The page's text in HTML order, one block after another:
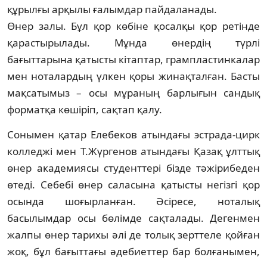
құрылғы арқылы ғалымдар пайдаланады.
Өнер залы. Бұл қор көбіне қосалқы қор ре­тінде
қарастырылады. Мұнда өнердің түр­лі
бағыттарына қатысты кітаптар, грамплас­тин­калар
мен ноталардың үлкен қоры жи­нақ­талған. Басты
мақсатымыз – осы мұра­ның барлығын сандық
форматқа көшіріп, сақтап қалу.
Сонымен қатар Елебеков атындағы эст­ра­да-цирк
колледжі мен Т.Жүргенов атын­дағы Қазақ ұлттық
өнер академиясы сту­дент­тері бізде тәжірибеден
өтеді. Себебі өнер са­ласына қатысты негізгі қор
осында шо­ғырланған. Әсіресе, ноталық
басылымдар осы бөлімде сақталады. Дегенмен
жалпы өнер тарихы әлі де толық зерттеле қойған
жоқ, бұл бағыттағы әдебиеттер бар болға­ны­мен,